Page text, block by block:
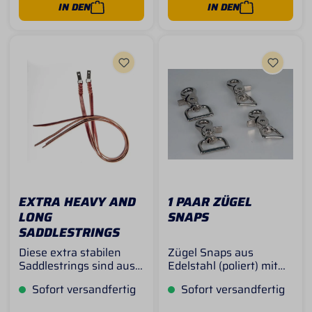
IN DEN Sicherheit.IN DEN
EXTRA HEAVY AND
LONG
SADDLESTRINGS
Diese extra stabilen
Saddlestrings sind aus
Latigoleder gefertigt.
Sofort versandfertig
1 PAAR ZÜGEL
SNAPS
Zügel Snaps aus
Edelstahl (poliert) mit
Aufnahmebreite für
Sofort versandfertig